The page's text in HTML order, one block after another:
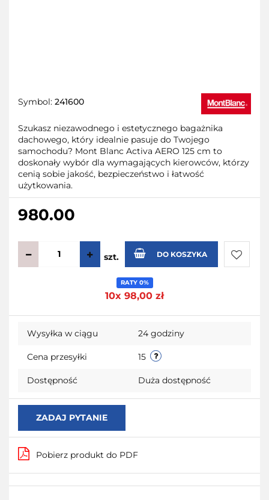
Symbol: 241600
Szukasz niezawodnego i estetycznego bagażnika
dachowego, który idealnie pasuje do Twojego
samochodu? Mont Blanc Activa AERO 125 cm to
doskonały wybór dla wymagających kierowców, którzy
cenią sobie jakość, bezpieczeństwo i łatwość
użytkowania.
980.00
szt. DO KOSZYKA
RATY 0%
10x 98,00 zł
Wysyłka w ciągu 24 godziny
Cena przesyłki 15
Dostępność Duża dostępność
ZADAJ PYTANIE
Pobierz produkt do PDF